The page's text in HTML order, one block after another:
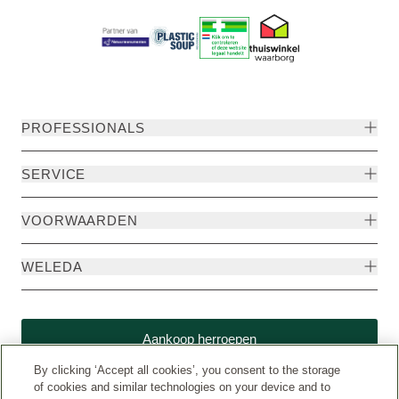
PROFESSIONALS
SERVICE
VOORWAARDEN
WELEDA
Aankoop herroepen
By clicking ‘Accept all cookies’, you consent to the storage
of cookies and similar technologies on your device and to